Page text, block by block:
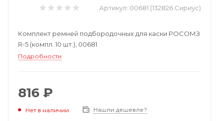
Артикул: 00681 (132826 Сириус)
Комплект ремней подбородочных для каски РОСОМЗ
R-5 (компл. 10 шт.), 00681
Подробности
816 ₽
Нет в наличии Нашли дешевле?